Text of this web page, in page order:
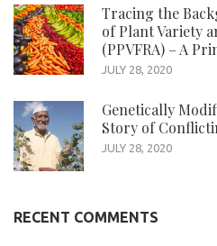
Tracing the
of Plant Variety
(PPVFRA) – A
JULY 28, 2020
Genetically
Story of
JULY 28, 2020
RECENT COMMENTS